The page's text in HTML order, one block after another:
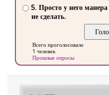
5. Просто у него
не сделать.
Всего проголосовало
1 человек
Прошлые опросы